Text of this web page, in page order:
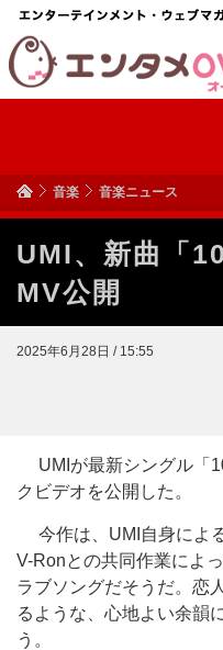
音楽 音楽ニュース
UMI、新曲「
MV公開
2025年6月28日 / 15:55
UMIが最新シングル「
クビデオを公開した。
今作は、UMI自身によ
V-Ronとの共同作業によ
ラブソングだそうだ。恋
るような、心地よい余韻
う。